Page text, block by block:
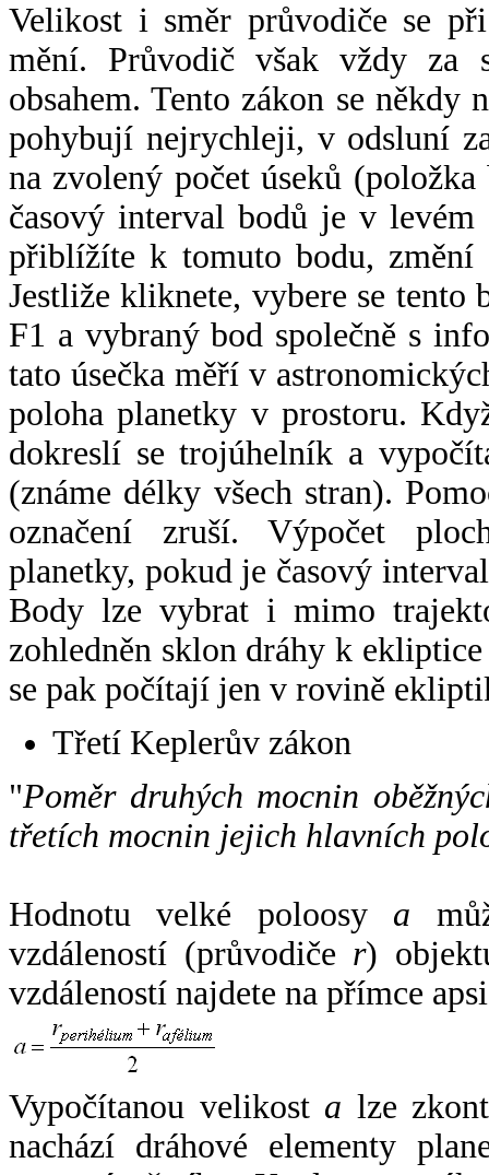
Velikost i směr průvodiče se
mění. Průvodič však vždy za
obsahem. Tento zákon se někdy
pohybují nejrychleji, v odsluní
na zvolený počet úseků
časový interval bodů je v
přiblížíte k tomuto bodu,
Jestliže kliknete, vybere se tento
F1 a vybraný bod společně s
tato úsečka měří v
poloha planetky v prostoru.
dokreslí se trojúhelník a
(známe délky všech stran).
označení zruší. Výpočet
planetky, pokud je časový
Body lze vybrat i mimo
zohledněn sklon dráhy k
se pak počítají jen v rovině
Třetí Keplerův zákon
"Poměr druhých mocnin
třetích mocnin jejich hlavních
Hodnotu velké poloosy a
vzdáleností (průvodiče r)
vzdáleností najdete na přímce
Vypočítanou velikost a lze
nachází dráhové elementy